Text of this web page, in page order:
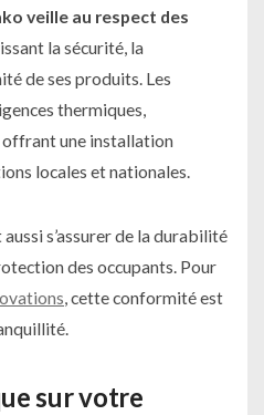
veille au respect des
la sécurité, la
de ses produits. Les
thermiques,
offrant une installation
locales et nationales.
aussi s’assurer de la durabilité
des occupants. Pour
, cette conformité est
sur votre